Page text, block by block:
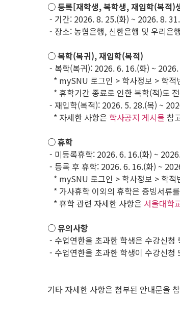
○ 등록[재학생, 복학생, 재입학(복적)
- 기간: 2026. 8. 25.(화) ~ 2026. 8.
- 장소: 농협은행, 신한은행 및 우리은
○ 복학(복귀), 재입학(복적)
- 복학(복귀): 2026. 6. 16.(화) ~
* mySNU 로그인 > 학사정보 > 학적
* 휴학기간 종료로 인한 복학(적)도
- 재입학(복적): 2026. 5. 28.(목) ~
* 자세한 사항은 학사공지 게시물 참
○ 휴학
- 미등록휴학: 2026. 6. 16.(화) ~
- 등록 후 휴학: 2026. 6. 16.(화) ~
* mySNU 로그인 > 학사정보 > 학적
* 가사휴학 이외의 휴학은 증빙서류
* 휴학 관련 자세한 사항은 서울대학
○ 유의사항
- 수업연한을 초과한 학생은 수강신청
- 수업연한을 초과한 학생이 수강신청
기타 자세한 사항은 첨부된 안내문을